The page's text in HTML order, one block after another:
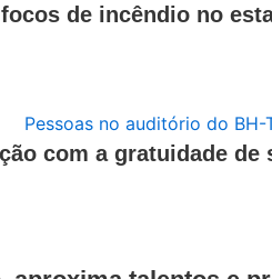
de incêndio no
com a gratuidade de